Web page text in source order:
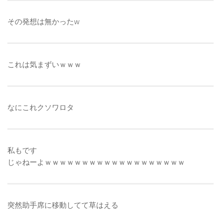
その発想は無かったw
これは気まずいｗｗｗ
なにこれクソワロタ
私もです
じゃねーよｗｗｗｗｗｗｗｗｗｗｗｗｗｗｗｗｗｗｗ
突然助手席に移動してて草はえる